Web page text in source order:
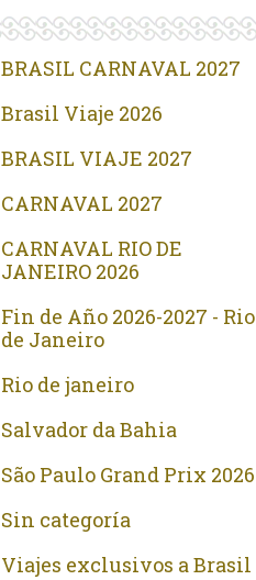
BRASIL CARNAVAL 2027
Brasil Viaje 2026
BRASIL VIAJE 2027
CARNAVAL 2027
CARNAVAL RIO DE
JANEIRO 2026
Fin de Año 2026-2027 - Rio
de Janeiro
Rio de janeiro
Salvador da Bahia
São Paulo Grand Prix 2026
Sin categoría
Viajes exclusivos a Brasil